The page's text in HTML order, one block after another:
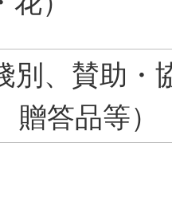
別、賛助・
贈答品等）